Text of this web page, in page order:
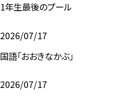
1年生最後のプール
2026/07/17
国語「おおきなかぶ」
2026/07/17